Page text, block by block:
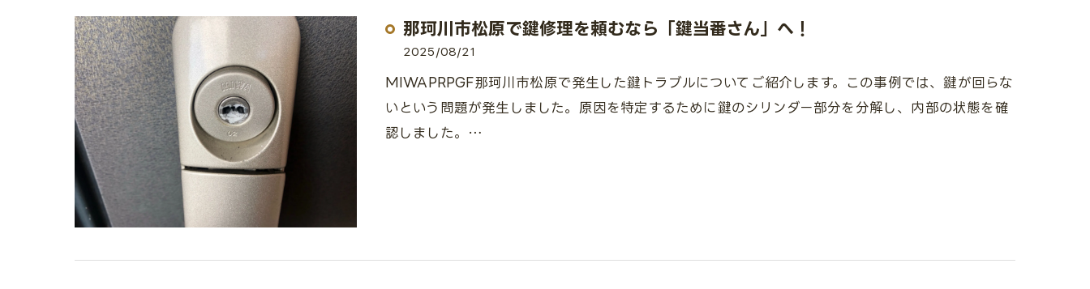
那珂川市松原で鍵修理を頼むなら「鍵当番さん」へ！
2025/08/21
MIWAPRPGF那珂川市松原で発生した鍵トラブルについてご紹介します。この事例では、鍵が回らな
いという問題が発生しました。原因を特定するために鍵のシリンダー部分を分解し、内部の状態を確
認しました。…